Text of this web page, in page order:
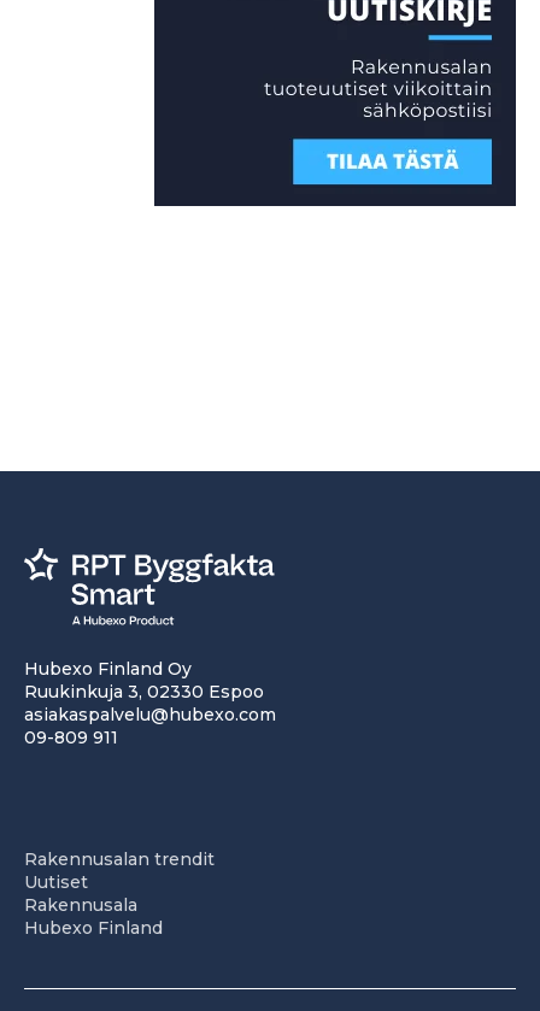
Hubexo Finland Oy
Ruukinkuja 3, 02330 Espoo
asiakaspalvelu@hubexo.com
09-809 911
Rakennusalan trendit
Uutiset
Rakennusala
Hubexo Finland